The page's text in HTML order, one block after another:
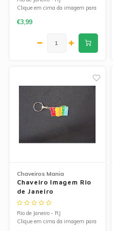
Clique em cima da imagem para
€3,99
Chaveiros Mania
Chaveiro Imagem Rio
de Janeiro
Rio de Janeiro - RJ
Clique em cima da imagem para